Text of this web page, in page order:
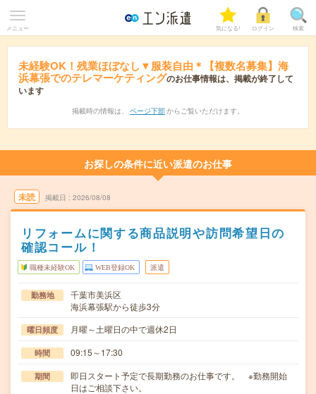
メニュー 気になる! ログイン 検索
未経験OK！残業ほぼなし▼服装自由＊【複数名募集】海
浜幕張でのテレマーケティングのお仕事情報は、掲載が終了して
います
掲載時の情報は、 ページ下部 からご覧いただけます。
お探しの条件に近い派遣のお仕事
未読 掲載日 2026/08/08
リフォームに関する商品説明や訪問希望日の
確認コール！
職種未経験OK WEB登録OK 派遣
勤務地
千葉市美浜区
海浜幕張駅から徒歩3分
曜日頻度 月曜～土曜日の中で週休2日
時間 09:15～17:30
期間
即日スタート予定で長期勤務のお仕事です。 ※勤務開始
日はご相談下さい。